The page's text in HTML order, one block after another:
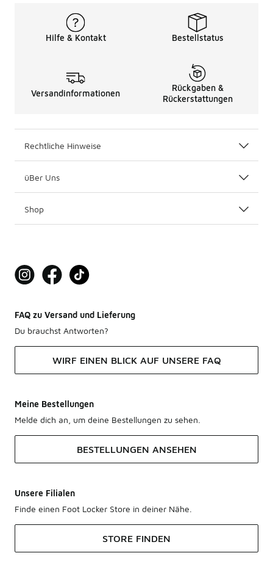
Hilfe & Kontakt Bestellstatus
Versandinformationen
Rückgaben &
Rückerstattungen
Rechtliche Hinweise
üBer Uns
Shop
FAQ zu Versand und Lieferung
Du brauchst Antworten?
WIRF EINEN BLICK AUF UNSERE FAQ
Meine Bestellungen
Melde dich an, um deine Bestellungen zu sehen.
BESTELLUNGEN ANSEHEN
Unsere Filialen
Finde einen Foot Locker Store in deiner Nähe.
STORE FINDEN